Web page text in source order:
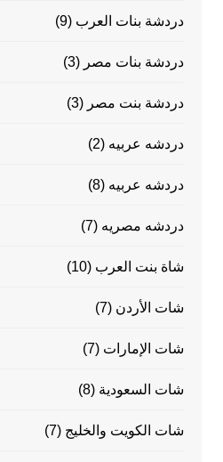
دردشة بنات العرب (9)
دردشة بنات مصر (3)
دردشة بنت مصر (3)
دردشه عربيه (2)
دردشه عربيه (8)
دردشه مصريه (7)
شاة بنت العرب (10)
شات الأردن (7)
شات الإمارات (7)
شات السعودية (8)
شات الكويت والخليج (7)